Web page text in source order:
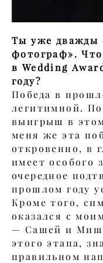
Ты уже дважды
фотограф». Что
в Wedding
году?
Победа в
легитимной.
выигрыш в
меня же эта
откровенно, в
имеет особого
очередное
прошлом году
Кроме того,
оказался с
— Сашей и
этого этапа,
правильном